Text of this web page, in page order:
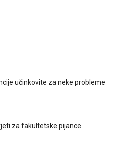
učinkovite za neke probleme
za fakultetske pijance